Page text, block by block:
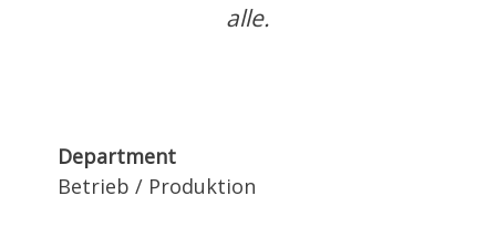
alle.
Department
Betrieb / Produktion